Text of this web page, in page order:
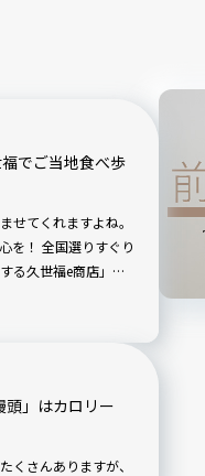
でご当地食べ歩
せてくれますよね。
を！ 全国選りすぐり
る久世福e商店」
食事家・写真家」の
7回目は「佐助シャ
頭」はカロリー
くさんありますが、